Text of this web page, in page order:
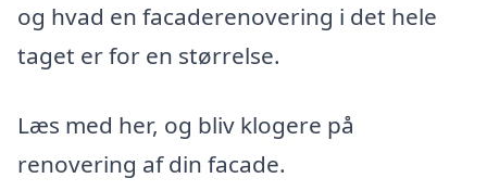
og hvad en facaderenovering i det hele
taget er for en størrelse.
Læs med her, og bliv klogere på
renovering af din facade.